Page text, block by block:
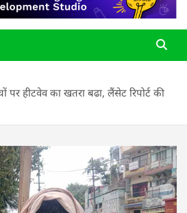
पर हीटवेव का खतरा बढा, लैंसेट रिपोर्ट की